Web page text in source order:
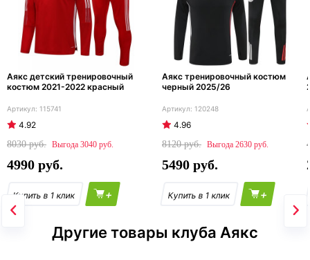
Аякс детский тренировочный
костюм 2021-2022 красный
115741
4.92
8030
3040
4990
+
Аякс тренировочный костюм
черный 2025/26
120248
4.96
8120
2630
5490
+
Другие товары клуба Аякс